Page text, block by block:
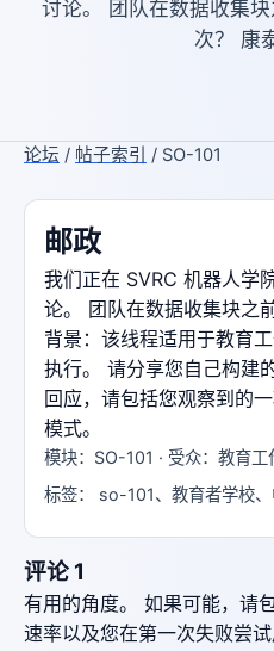
讨论。 团队在数据收集
次？ 康
论坛 / 帖子索引 / SO-101
邮政
我们正在 SVRC 机器人学
论。 团队在数据收集块之
背景：该线程适用于教育
执行。 请分享您自己构建
回应，请包括您观察到的
模式。
模块：SO-101 · 受众：教育
标签： so-101、教育者学校
评论 1
有用的角度。 如果可能，请
速率以及您在第一次失败尝试